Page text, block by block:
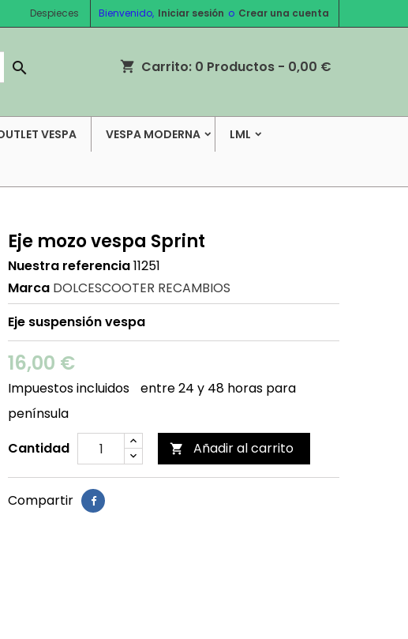
Bienvenido, Iniciar sesión o Crear una cuenta
Despieces
shopping_cart Carrito: 0 Productos - 0,00 €

VESPA VESPA MODERNA LML
Eje mozo vespa Sprint
Nuestra referencia11251
Marca DOLCESCOOTER RECAMBIOS
Eje suspensión vespa
16,00 €
Impuestos incluidos
entre 24 y 48 horas para
península
Cantidad
 Añadir al carrito
Compartir